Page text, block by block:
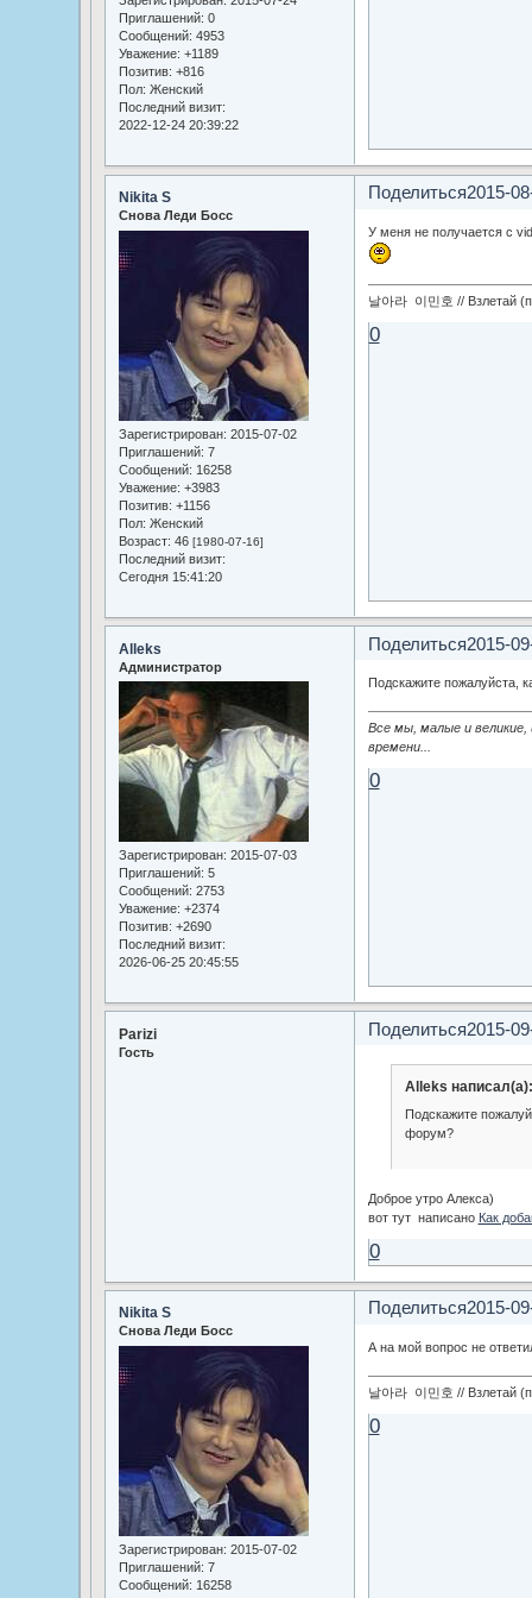
Приглашений: 0
Сообщений: 4953
Уважение: +1189
Позитив: +816
Пол: Женский
Последний визит:
2022-12-24 20:39:22
Поделиться2015-
Nikita S
Снова Леди Босс
Зарегистрирован: 2015-07-02
Приглашений: 7
Сообщений: 16258
Уважение: +3983
Позитив: +1156
Пол: Женский
Возраст: 46 [1980-07-16]
Последний визит:
Сегодня 15:41:20
У меня не получается с
날아라 이민호 // Взлетай
0
Поделиться2015-
Alleks
Администратор
Зарегистрирован: 2015-07-03
Приглашений: 5
Сообщений: 2753
Уважение: +2374
Позитив: +2690
Последний визит:
2026-06-25 20:45:55
Подскажите пожалуйста,
Все мы, малые и
времени...
0
Поделиться2015-
Parizi
Гость
Alleks
Подскажите
форум?
Доброе утро Алекса)
вот тут написано Как
0
Поделиться2015-
Nikita S
Снова Леди Босс
Зарегистрирован: 2015-07-02
Приглашений: 7
Сообщений: 16258
А на мой вопрос не
날아라 이민호 // Взлетай
0